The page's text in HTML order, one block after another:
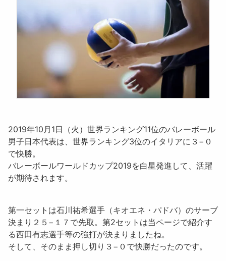
2019年10月1日（火）世界ランキング11位のバレーボール
男子日本代表は、世界ランキング3位のイタリアに ３−０
で快勝。
バレーボールワールドカップ2019を白星発進して、活躍
が期待されます。
第一セットは石川祐希選手 （キオエネ・パドバ）のサーブ
決まり２５−１７で先取。第2セットは当ページで紹介す
る西田有志選手等の強打が決まりましたね。
そして、そのまま押し切り３−０で快勝だったのです。